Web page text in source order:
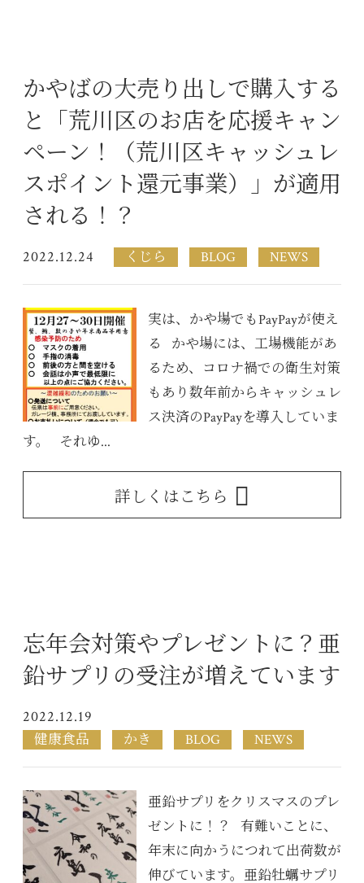
かやばの大売り出しで購入する
と「荒川区のお店を応援キャン
ペーン！（荒川区キャッシュレ
スポイント還元事業）」が適用
される！？
2022.12.24 くじら BLOG NEWS
実は、かや場でもPayPayが使え
る かや場には、工場機能があ
るため、コロナ禍での衛生対策
もあり数年前からキャッシュレ
ス決済のPayPayを導入していま
す。 それゆ...
詳しくはこちら
忘年会対策やプレゼントに？亜
鉛サプリの受注が増えています
2022.12.19
健康食品 かき BLOG NEWS
亜鉛サプリをクリスマスのプレ
ゼントに！？ 有難いことに、
年末に向かうにつれて出荷数が
伸びています。亜鉛牡蠣サプリ